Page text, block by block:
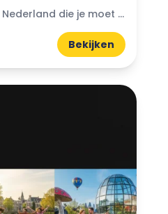
Bijzondere musea in Nederland die je moet bezoeken: Ben je klaar om een reis door de bijzondere musea in Nederland te maken? Deze unieke plekken bieden meer dan alleen kunst...
Bekijken